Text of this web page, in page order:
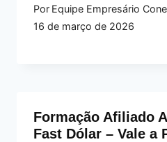
Por Equipe Empresário
16 de março de 2026
Formação Afiliado
Fast Dólar – Vale a